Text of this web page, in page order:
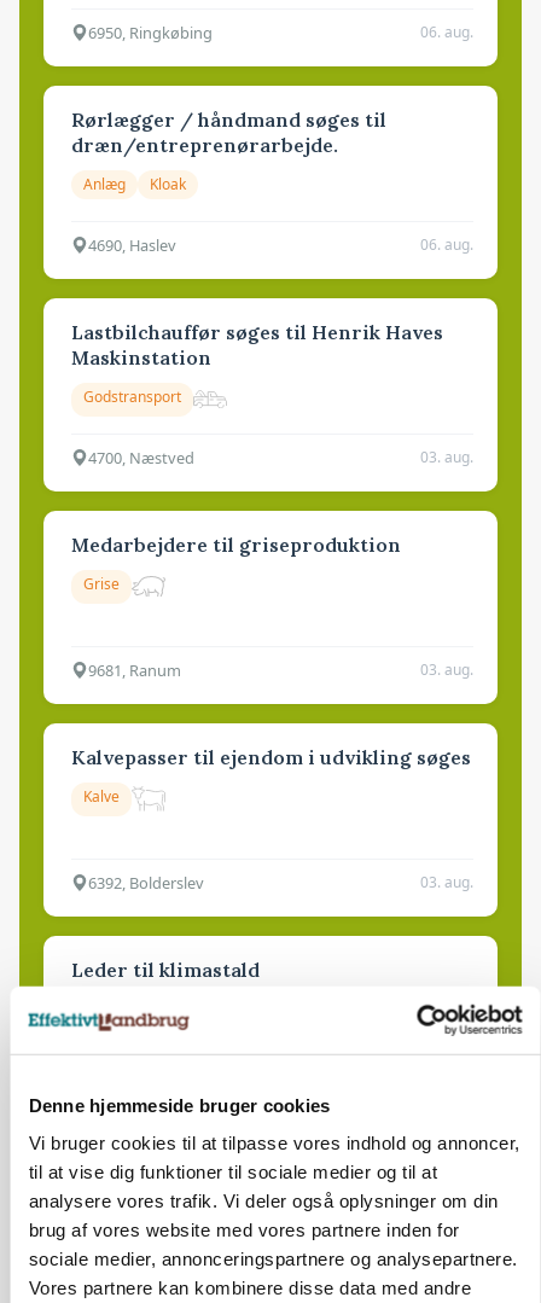
Denne hjemmeside bruger cookies
Vi bruger cookies til at tilpasse vores indhold og annoncer,
til at vise dig funktioner til sociale medier og til at
analysere vores trafik. Vi deler også oplysninger om din
brug af vores website med vores partnere inden for
sociale medier, annonceringspartnere og analysepartnere.
Vores partnere kan kombinere disse data med andre
6950, Ringkøbing 06. aug.
Rørlægger / håndmand søges til
dræn/entreprenørarbejde.
Anlæg Kloak
4690, Haslev 06. aug.
Lastbilchauffør søges til Henrik Haves
Maskinstation
Godstransport
4700, Næstved 03. aug.
Medarbejdere til griseproduktion
Grise
9681, Ranum 03. aug.
Kalvepasser til ejendom i udvikling søges
Kalve
6392, Bolderslev 03. aug.
Leder til klimastald
Klimastald
9670, Løgstør